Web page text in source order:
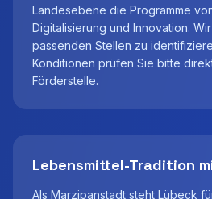
Landesebene die Programme
Digitalisierung und Innovation.
passenden Stellen zu
Konditionen prüfen Sie bitte
Förderstelle.
Lebensmittel-Tradition
Als Marzipanstadt steht Lübeck